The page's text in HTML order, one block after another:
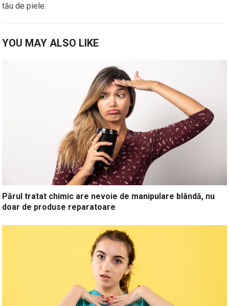
tău de piele.
YOU MAY ALSO LIKE
Părul tratat chimic are nevoie de manipulare blândă, nu
doar de produse reparatoare